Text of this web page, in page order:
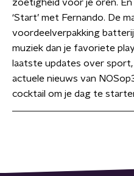
zoetigheid voor je oren.
‘Start’ met Fernando. De
voordeelverpakking
muziek dan je favoriete
laatste updates over
actuele nieuws van
cocktail om je dag te